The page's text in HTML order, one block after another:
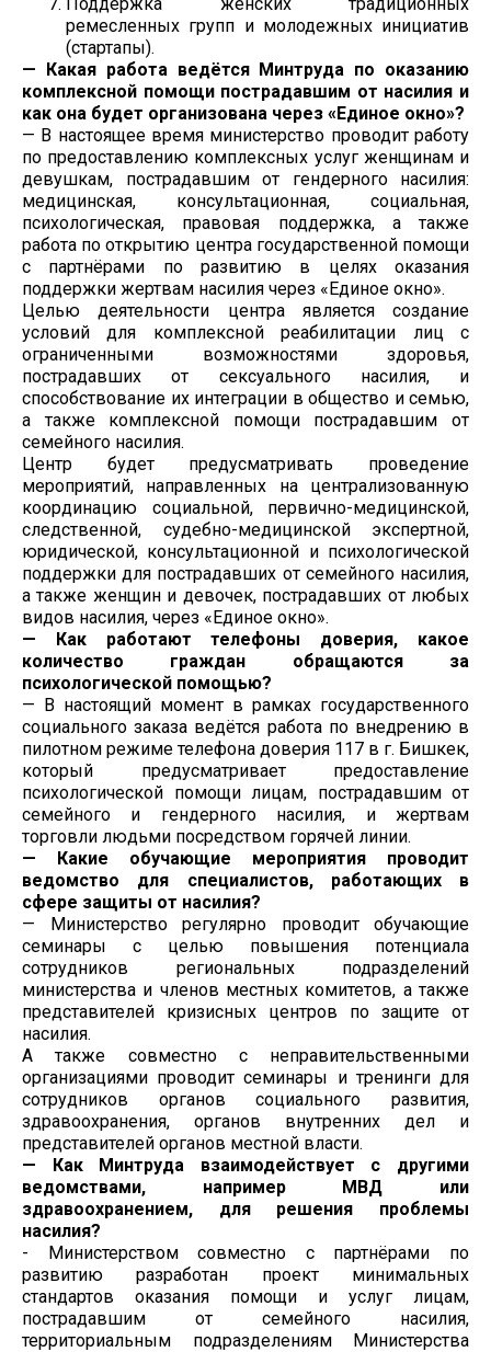
ремесленных групп и молодежных инициатив
(стартапы).
— Какая работа ведётся Минтруда по оказанию
комплексной помощи пострадавшим от насилия и
как она будет организована через «Единое окно»?
— В настоящее время министерство проводит работу
по предоставлению комплексных услуг женщинам и
девушкам, пострадавшим от гендерного насилия:
медицинская, консультационная, социальная,
психологическая, правовая поддержка, а также
работа по открытию центра государственной помощи
с партнёрами по развитию в целях оказания
поддержки жертвам насилия через «Единое окно».
Целью деятельности центра является создание
условий для комплексной реабилитации лиц с
ограниченными возможностями здоровья,
пострадавших от сексуального насилия, и
способствование их интеграции в общество и семью,
а также комплексной помощи пострадавшим от
семейного насилия.
Центр будет предусматривать проведение
мероприятий, направленных на централизованную
координацию социальной, первично-медицинской,
следственной, судебно-медицинской экспертной,
юридической, консультационной и психологической
поддержки для пострадавших от семейного насилия,
а также женщин и девочек, пострадавших от любых
видов насилия, через «Единое окно».
— Как работают телефоны доверия, какое
количество граждан обращаются за
психологической помощью?
— В настоящий момент в рамках государственного
социального заказа ведётся работа по внедрению в
пилотном режиме телефона доверия 117 в г. Бишкек,
который предусматривает предоставление
психологической помощи лицам, пострадавшим от
семейного и гендерного насилия, и жертвам
торговли людьми посредством горячей линии.
— Какие обучающие мероприятия проводит
ведомство для специалистов, работающих в
сфере защиты от насилия?
— Министерство регулярно проводит обучающие
семинары с целью повышения потенциала
сотрудников региональных подразделений
министерства и членов местных комитетов, а также
представителей кризисных центров по защите от
насилия.
А также совместно с неправительственными
организациями проводит семинары и тренинги для
сотрудников органов социального развития,
здравоохранения, органов внутренних дел и
представителей органов местной власти.
— Как Минтруда взаимодействует с другими
ведомствами, например МВД или
здравоохранением, для решения проблемы
насилия?
- Министерством совместно с партнёрами по
развитию разработан проект минимальных
стандартов оказания помощи и услуг лицам,
пострадавшим от семейного насилия,
территориальным подразделениям Министерства